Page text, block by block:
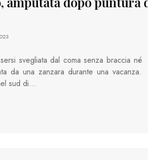
svegliata dal coma senza braccia né
da una zanzara durante una vacanza.
sud di…